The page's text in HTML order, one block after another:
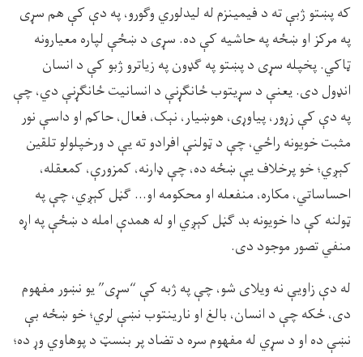
که پښتو ژبې ته د فيمينزم له ليدلوري وګورو، په دې کې هم سړى
په مرکز او ښځه په حاشيه کې ده. سړى د ښځې لپاره معيارونه
ټاکي. پخپله سړى د پښتو په ګډون په زياترو ژبو کې د انسان
انډول دى. يعنې د سړيتوب ځانګړنې د انسانيت ځانګړنې دي، چې
په دې کې زړور، پياوړى، هوښيار، نېک، فعال، حاکم او داسې نور
مثبت خويونه راځي، چې د ټولنې افرادو ته يې د ورخپلولو تلقين
کېږي؛ خو پرخلاف يې ښځه ده، چې ډارنه، کمزورې، کمعقله،
احساساتي، مکاره، منفعله او محکومه او… ګڼل کېږي، چې په
ټولنه کې دا خويونه بد ګڼل کېږي او له همدې امله د ښځې په اړه
منفي تصور موجود دى.
له دې زاويې نه ويلاى شو، چې په ژبه کې “سړى” يو نښور مفهوم
دى، ځکه چې د انسان، بالغ او نارينتوب نښې لري؛ خو ښځه بې
نښې ده او د سړي له مفهوم سره د تضاد پر بنسټ د پوهاوي وړ ده؛